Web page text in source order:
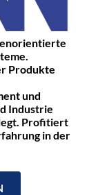
Produkte
und
Industrie
Profitiert
in der